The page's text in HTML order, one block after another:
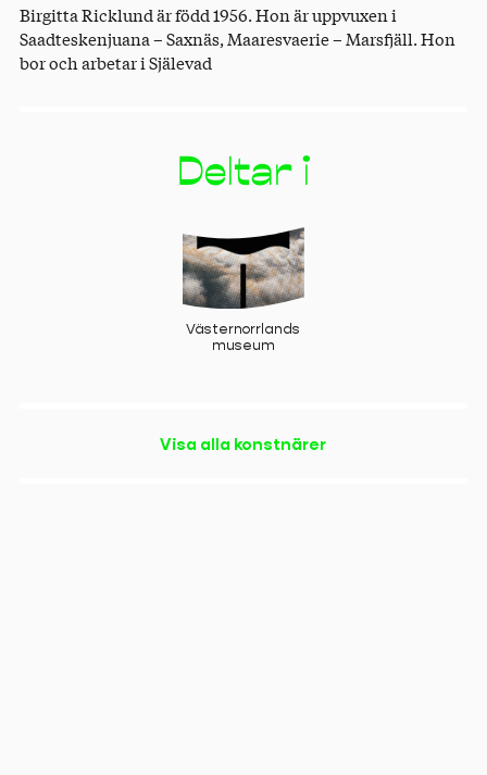
Birgitta Ricklund är född 1956. Hon är uppvuxen i
Saadteskenjuana – Saxnäs, Maaresvaerie – Marsfjäll. Hon
bor och arbetar i Själevad
Deltar i
Västernorrlands
museum
Visa alla konstnärer